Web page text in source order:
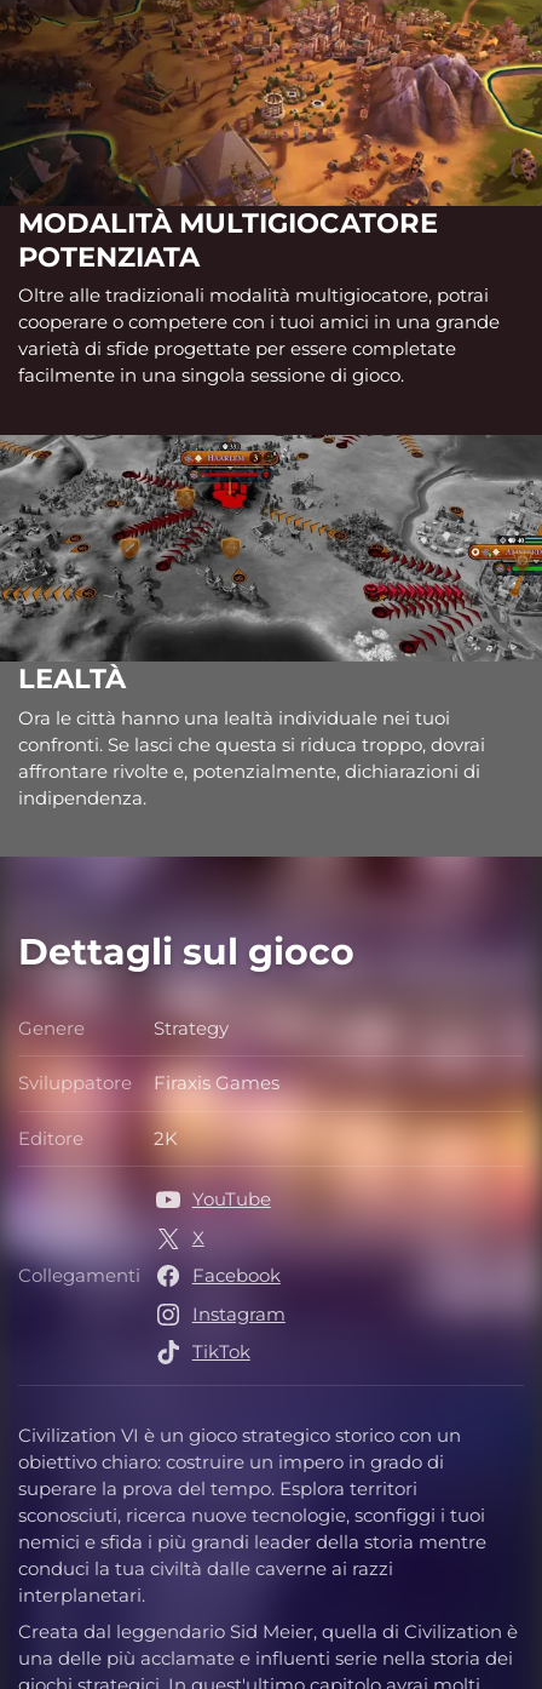
MODALITÀ MULTIGIOCATORE
POTENZIATA
Oltre alle tradizionali modalità multigiocatore, potrai
cooperare o competere con i tuoi amici in una grande
varietà di sfide progettate per essere completate
facilmente in una singola sessione di gioco.
LEALTÀ
Ora le città hanno una lealtà individuale nei tuoi
confronti. Se lasci che questa si riduca troppo, dovrai
affrontare rivolte e, potenzialmente, dichiarazioni di
indipendenza.
Dettagli sul gioco
Civilization VI è un gioco strategico storico con un
obiettivo chiaro: costruire un impero in grado di
superare la prova del tempo. Esplora territori
sconosciuti, ricerca nuove tecnologie, sconfiggi i tuoi
nemici e sfida i più grandi leader della storia mentre
conduci la tua civiltà dalle caverne ai razzi
interplanetari.
Creata dal leggendario Sid Meier, quella di Civilization è
una delle più acclamate e influenti serie nella storia dei
giochi strategici. In quest'ultimo capitolo avrai molti
Genere Genere
Strategy
Sviluppatore Sviluppatore
Firaxis Games
Editore Editore
2K
Collegamenti Collegamenti
YouTube
X
Facebook
Instagram
TikTok